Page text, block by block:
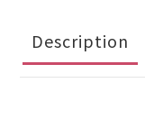
Description